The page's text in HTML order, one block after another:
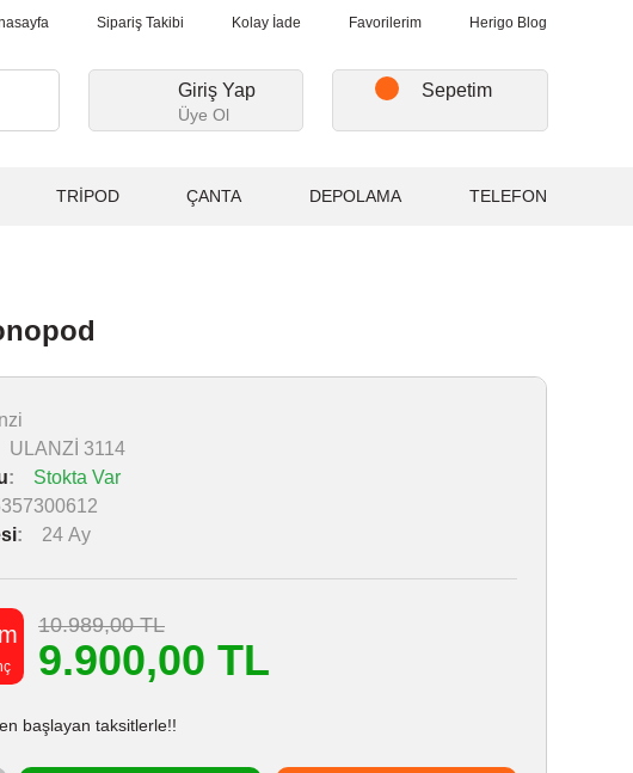
Sipariş Takibi Kolay İade Favorilerim Herigo Blog
Giriş Yap
Üye Ol
Sepetim
TRİPOD ÇANTA DEPOLAMA TELEFON
ULANZİ 3114
Stokta Var
24 Ay
10.989,00 TL
9.900,00 TL
başlayan taksitlerle!!
Üzeri Alışverişlerde, Kargo Ücretsiz... 2.000₺ ve Üzeri Alışverişlerde,